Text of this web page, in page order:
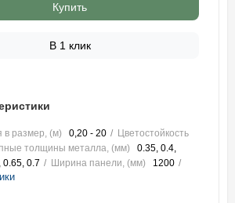
Купить
В 1 клик
в размер, (м) 0,20 - 20
Цветостойкость
толщины металла, (мм)
0.35, 0.4,
0.65, 0.7
Ширина панели, (мм) 1200